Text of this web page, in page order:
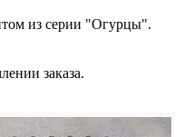
из серии "Огурцы".
заказа.